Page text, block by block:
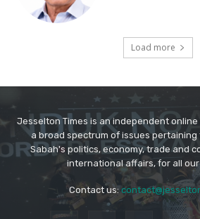
Jesselton Times is an independent
a broad spectrum of issues pertaining
Sabah's politics, economy, trade and
international affairs, for all
Contact us: